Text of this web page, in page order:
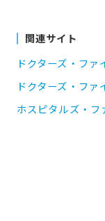
関連サイト
ドクターズ・ファ
ドクターズ・ファ
ホスピタルズ・フ